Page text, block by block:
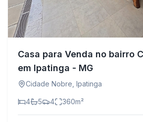
Casa para Venda no bairro
em Ipatinga - MG
Cidade Nobre Ipatinga
4 5 4 360m²